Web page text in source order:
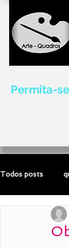
Permita-
Todos posts
quadros de